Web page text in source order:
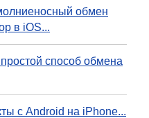
обмен
в iOS...
способ обмена
с Android на iPhone...